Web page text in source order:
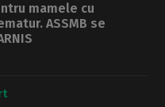
mamele cu
ASSMB se